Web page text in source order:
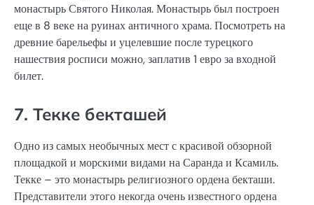
монастырь Святого Николая. Монастырь был построен
еще в 8 веке на руинах античного храма. Посмотреть на
древние барельефы и уцелевшие после турецкого
нашествия росписи можно, заплатив 1 евро за входной
билет.
7. Текке бекташей
Одно из самых необычных мест с красивой обзорной
площадкой и морскими видами на Саранда и Ксамиль.
Текке – это монастырь религиозного ордена бекташи.
Представители этого некогда очень известного ордена